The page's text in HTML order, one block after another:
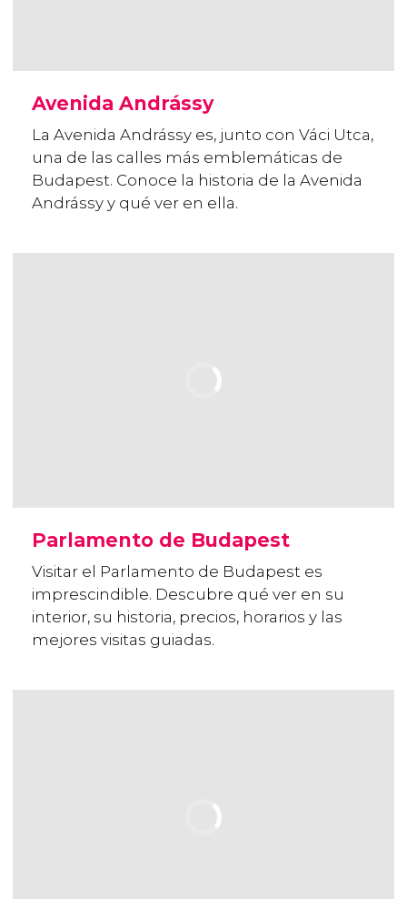
Avenida Andrássy
La Avenida Andrássy es, junto con Váci Utca,
una de las calles más emblemáticas de
Budapest. Conoce la historia de la Avenida
Andrássy y qué ver en ella.
Parlamento de Budapest
Visitar el Parlamento de Budapest es
imprescindible. Descubre qué ver en su
interior, su historia, precios, horarios y las
mejores visitas guiadas.